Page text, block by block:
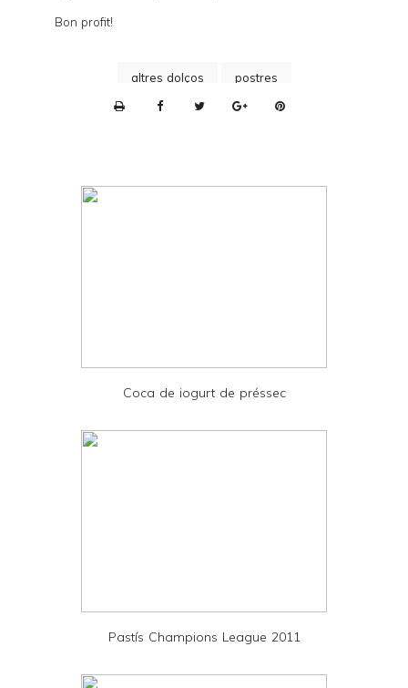
Bon profit!
altres dolços
postres
n
d
Coca de iogurt de préssec
Pastís Champions League 2011